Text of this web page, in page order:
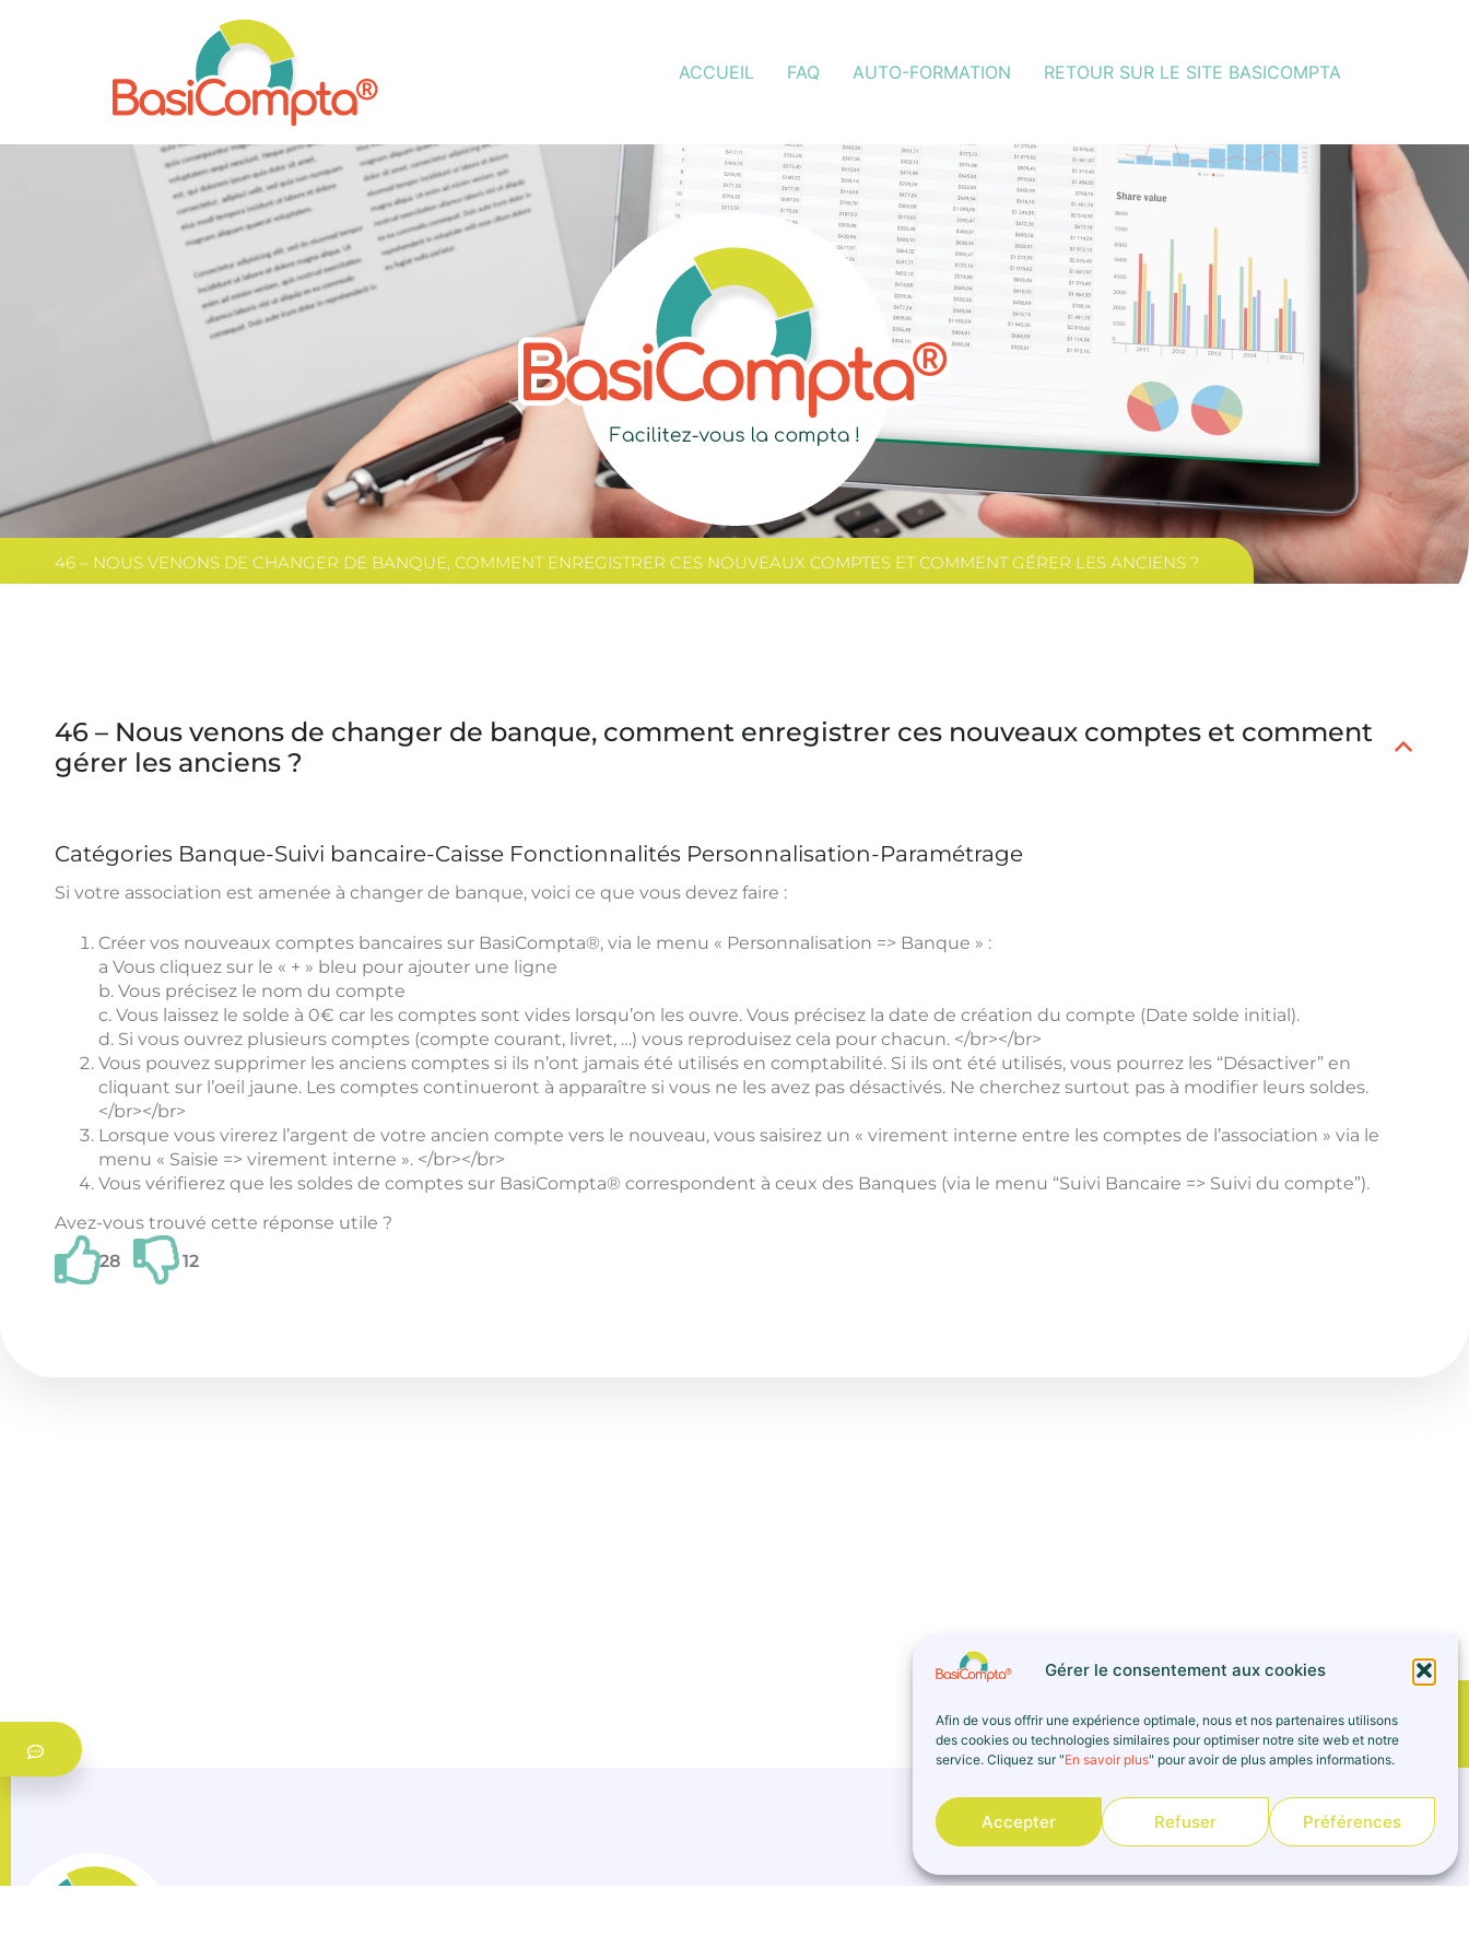
Gérer le consentement aux cookies
Afin de vous offrir une expérience optimale, nous et nos partenaires utilisons
des cookies ou technologies similaires pour optimiser notre site web et notre
service. Cliquez sur "En savoir plus" pour avoir de plus amples informations.
Accepter Refuser Préférences
ACCUEIL FAQ AUTO-FORMATION RETOUR SUR LE SITE BASICOMPTA
46 – NOUS VENONS DE CHANGER DE BANQUE, COMMENT ENREGISTRER CES NOUVEAUX COMPTES ET COMMENT GÉRER LES ANCIENS ?
B
46 – Nous venons de changer de banque, comment enregistrer ces nouveaux comptes et comment
gérer les anciens ?
Catégories Banque-Suivi bancaire-Caisse Fonctionnalités Personnalisation-Paramétrage
Si votre association est amenée à changer de banque, voici ce que vous devez faire :
Créer vos nouveaux comptes bancaires sur BasiCompta®, via le menu « Personnalisation => Banque » :
a Vous cliquez sur le « + » bleu pour ajouter une ligne
b. Vous précisez le nom du compte
c. Vous laissez le solde à 0€ car les comptes sont vides lorsqu’on les ouvre. Vous précisez la date de création du compte (Date solde initial).
d. Si vous ouvrez plusieurs comptes (compte courant, livret, …) vous reproduisez cela pour chacun. </br></br>
Vous pouvez supprimer les anciens comptes si ils n’ont jamais été utilisés en comptabilité. Si ils ont été utilisés, vous pourrez les “Désactiver” en
cliquant sur l’oeil jaune. Les comptes continueront à apparaître si vous ne les avez pas désactivés. Ne cherchez surtout pas à modifier leurs soldes.
</br></br>
Lorsque vous virerez l’argent de votre ancien compte vers le nouveau, vous saisirez un « virement interne entre les comptes de l’association » via le
menu « Saisie => virement interne ». </br></br>
Vous vérifierez que les soldes de comptes sur BasiCompta® correspondent à ceux des Banques (via le menu “Suivi Bancaire => Suivi du compte”).
Avez-vous trouvé cette réponse utile ?
28
12